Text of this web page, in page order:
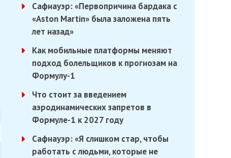
Сафнауэр: «Первопричина бардака с
«Aston Martin» была заложена пять
лет назад»
Как мобильные платформы меняют
подход болельщиков к прогнозам на
Формулу-1
Что стоит за введением
аэродинамических запретов в
Формуле-1 к 2027 году
Сафнауэр: «Я слишком стар, чтобы
работать с людьми, которые не